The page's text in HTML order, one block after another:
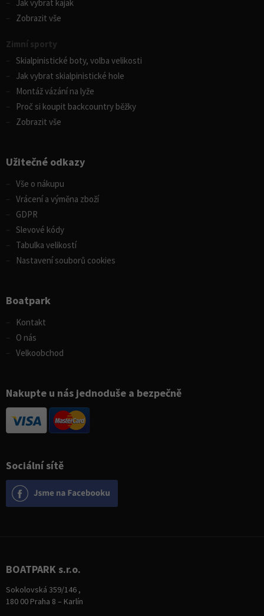
Sociální sítě
Jak vybrat kajak
Zobrazit vše
Zimní sporty
Skialpinistické boty, volba velikosti
Jak vybrat skialpinistické hole
Montáž vázání na lyže
Proč si koupit backcountry běžky
Zobrazit vše
Užitečné odkazy
Vše o nákupu
Vrácení a výměna zboží
GDPR
Slevové kódy
Tabulka velikostí
Nastavení souborů cookies
Boatpark
Kontakt
O nás
Velkoobchod
Nakupte u nás jednoduše a bezpečně
BOATPARK s.r.o.
Sokolovská 359/146 ,
180 00 Praha 8 – Karlín